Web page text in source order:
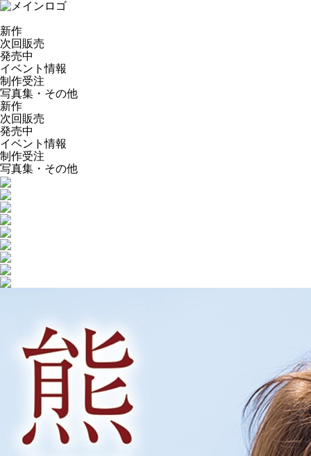
新作
次回販売
発売中
イベント情報
制作受注
写真集・その他
新作
次回販売
発売中
イベント情報
制作受注
写真集・その他